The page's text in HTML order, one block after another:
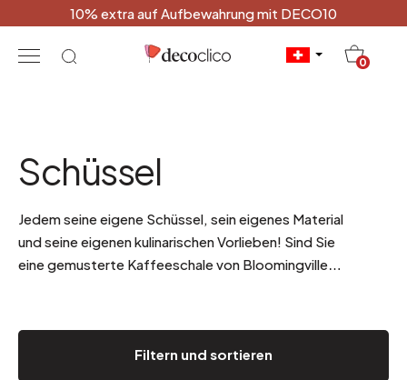
10% extra auf Aufbewahrung mit DECO10
0
Schüssel
Jedem seine eigene Schüssel, sein eigenes Material
und seine eigenen kulinarischen Vorlieben! Sind Sie
eine gemusterte Kaffeeschale von Bloomingville
Filtern und sortieren